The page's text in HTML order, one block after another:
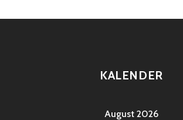
KALENDER
August 2026